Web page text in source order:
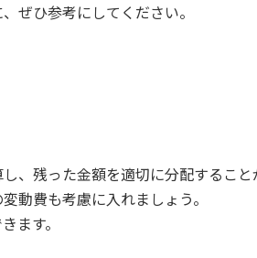
ぜひ参考にしてください。
、残った金額を適切に分配すること
動費も考慮に入れましょう。
ます。